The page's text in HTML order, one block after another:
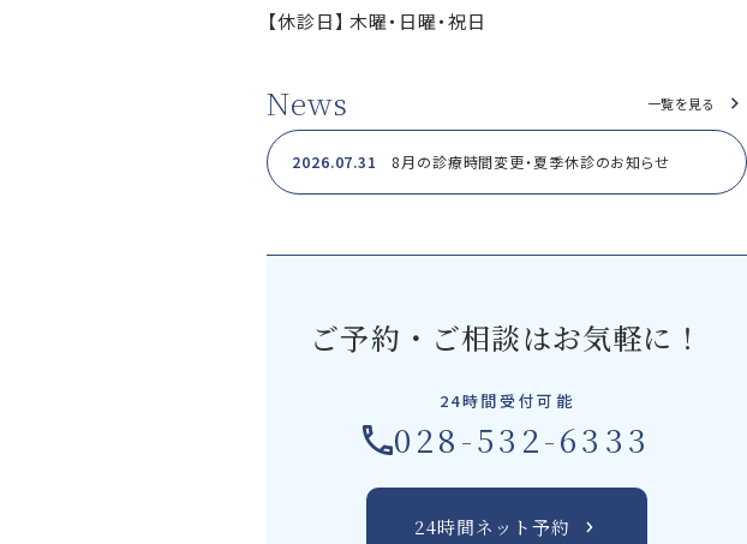
【休診日】 木曜・日曜・祝日
News 一覧を見る
2026.07.31 8月の診療時間変更・夏季休診のお知らせ
ご予約・ご相談はお気軽に！
24時間受付可能
028-532-6333
24時間ネット予約